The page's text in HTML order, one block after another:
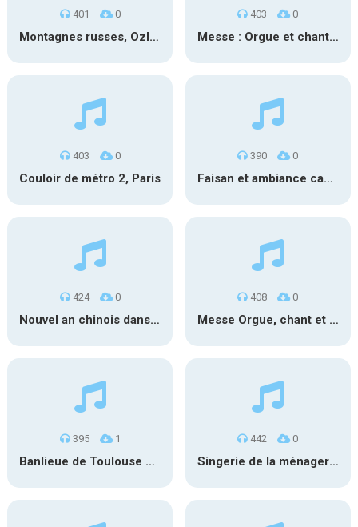
401 0
Montagnes russes, OzIris 2
403 0
Messe : Orgue et chant 2
403 0
Couloir de métro 2, Paris
390 0
Faisan et ambiance campagne
424 0
Nouvel an chinois dans une rue de londres 1
408 0
Messe Orgue, chant et sortie
395 1
Banlieue de Toulouse nuit
442 0
Singerie de la ménagerie de Paris